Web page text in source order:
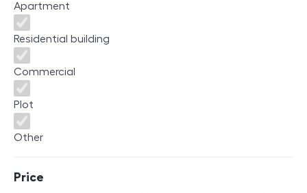
Apartment
Residential building
Commercial
Plot
Other
Price